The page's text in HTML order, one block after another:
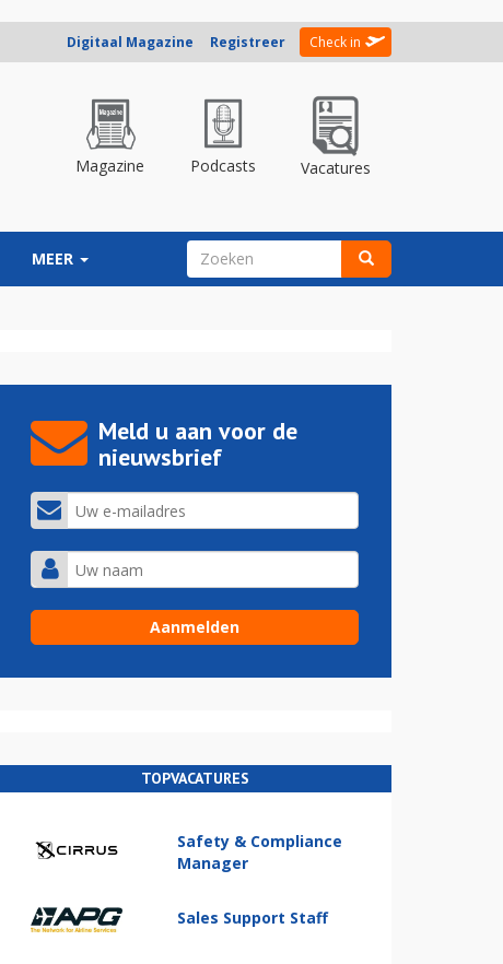
Digitaal Magazine Registreer Check in
Magazine Podcasts Vacatures
MEER ZOEKVELD
Meld u aan voor de
nieuwsbrief
TOPVACATURES
Safety & Compliance
Manager
Sales Support Staff